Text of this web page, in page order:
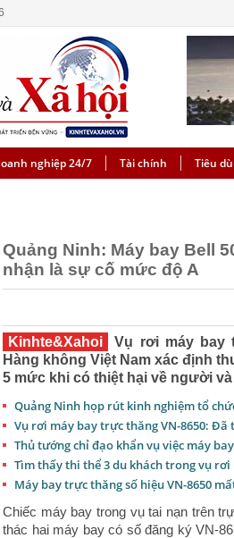
nghiệp 24/7 Tài chính Tiêu
Quảng Ninh: Máy bay Bell
nhận là sự cố mức độ A
Kinhte&Xahoi
Vụ rơi máy bay
Hàng không Việt Nam xác định
5 mức khi có thiệt hại về người và
Quảng Ninh họp rút kinh nghiệm tổ
Vụ rơi máy bay trực thăng VN-8650:
Thủ tướng chỉ đạo khẩn vụ việc máy
Tìm thấy thi thể 3 du khách trong vụ
Máy bay trực thăng số hiệu VN-8650
Chiếc máy bay trong vụ tai nạn trên
thác hai máy bay có số đăng ký VN-